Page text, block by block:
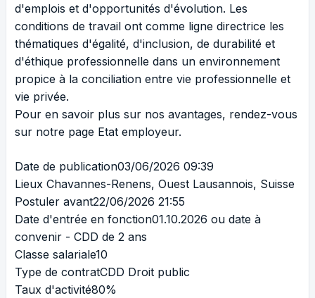
d'emplois et d'opportunités d'évolution. Les
conditions de travail ont comme ligne directrice les
thématiques d'égalité, d'inclusion, de durabilité et
d'éthique professionnelle dans un environnement
propice à la conciliation entre vie professionnelle et
vie privée.
Pour en savoir plus sur nos avantages, rendez-vous
sur notre page Etat employeur.
Date de publication03/06/2026 09:39
Lieux Chavannes-Renens, Ouest Lausannois, Suisse
Postuler avant22/06/2026 21:55
Date d'entrée en fonction01.10.2026 ou date à
convenir - CDD de 2 ans
Classe salariale10
Type de contratCDD Droit public
Taux d'activité80%